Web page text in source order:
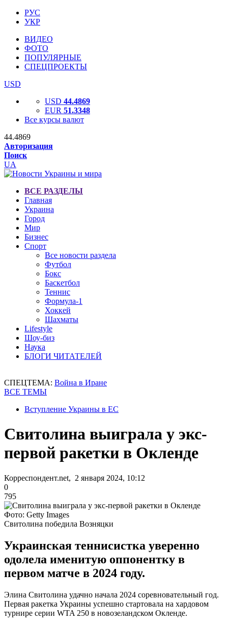
РУС
УКР
ВИДЕО
ФОТО
ПОПУЛЯРНЫЕ
СПЕЦПРОЕКТЫ
USD
USD 44.4869
EUR 51.3348
Все курсы валют
44.4869
Авторизация
Поиск
UA
ВСЕ РАЗДЕЛЫ
Главная
Украина
Город
Мир
Бизнес
Спорт
Все новости раздела
Футбол
Бокс
Баскетбол
Теннис
Формула-1
Хоккей
Шахматы
Lifestyle
Шоу-биз
Наука
БЛОГИ ЧИТАТЕЛЕЙ
СПЕЦТЕМА: Война в Иране
ВСЕ ТЕМЫ
Вступление Украины в ЕС
Свитолина выиграла у экс-
первой ракетки в Окленде
Корреспондент.net, 2 января 2024, 10:12
0
795
Фото: Getty Images
Свитолина победила Возняцки
Украинская теннисистка уверенно
одолела именитую оппонентку в
первом матче в 2024 году.
Элина Свитолина удачно начала 2024 соревновательный год.
Первая ракетка Украины успешно стартовала на хардовом
турнире серии WTA 250 в новозеландском Окленде.